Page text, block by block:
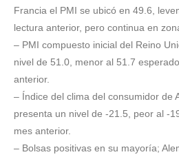
Francia el PMI se ubicó en 49.6,
lectura anterior, pero continua en
– PMI compuesto inicial del Reino
nivel de 51.0, menor al 51.7
anterior.
– Índice del clima del consumidor de
presenta un nivel de -21.5, peor al -
mes anterior.
– Bolsas positivas en su mayoría;